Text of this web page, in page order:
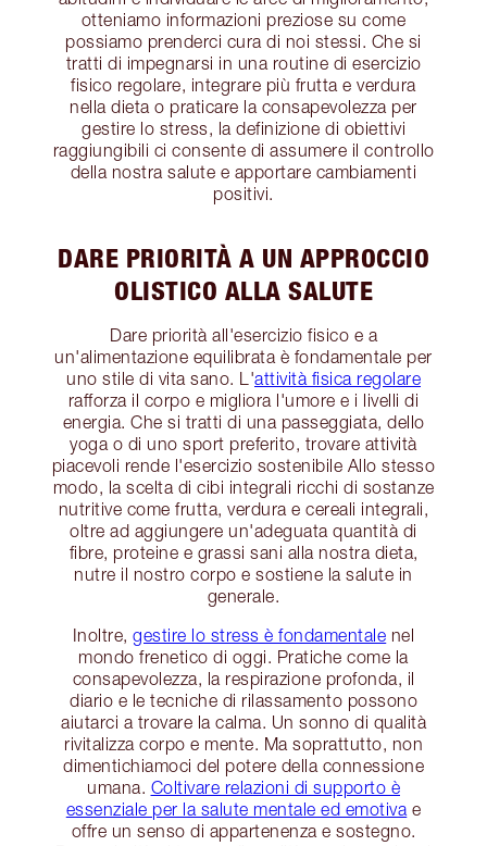
otteniamo informazioni preziose su come
possiamo prenderci cura di noi stessi. Che si
tratti di impegnarsi in una routine di esercizio
fisico regolare, integrare più frutta e verdura
nella dieta o praticare la consapevolezza per
gestire lo stress, la definizione di obiettivi
raggiungibili ci consente di assumere il controllo
della nostra salute e apportare cambiamenti
positivi.
DARE PRIORITÀ A UN APPROCCIO
OLISTICO ALLA SALUTE
Dare priorità all'esercizio fisico e a
un'alimentazione equilibrata è fondamentale per
uno stile di vita sano. L'attività fisica regolare
rafforza il corpo e migliora l'umore e i livelli di
energia. Che si tratti di una passeggiata, dello
yoga o di uno sport preferito, trovare attività
piacevoli rende l'esercizio sostenibile Allo stesso
modo, la scelta di cibi integrali ricchi di sostanze
nutritive come frutta, verdura e cereali integrali,
oltre ad aggiungere un'adeguata quantità di
fibre, proteine e grassi sani alla nostra dieta,
nutre il nostro corpo e sostiene la salute in
generale.
Inoltre,gestire lo stress è fondamentale nel
mondo frenetico di oggi. Pratiche come la
consapevolezza, la respirazione profonda, il
diario e le tecniche di rilassamento possono
aiutarci a trovare la calma. Un sonno di qualità
rivitalizza corpo e mente. Ma soprattutto, non
dimentichiamoci del potere della connessione
umana. Coltivare relazioni di supporto è
essenziale per la salute mentale ed emotiva e
offre un senso di appartenenza e sostegno.